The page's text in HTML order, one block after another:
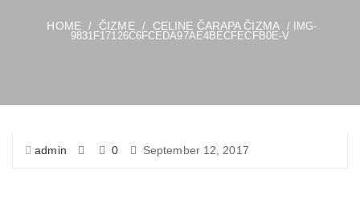
HOME / ČIZME / CELINE ČARAPA ČIZMA
/ IMG-
9831F17126C6FCEDA97AE4BECFECFB0E-V
admin 0 September 12, 2017